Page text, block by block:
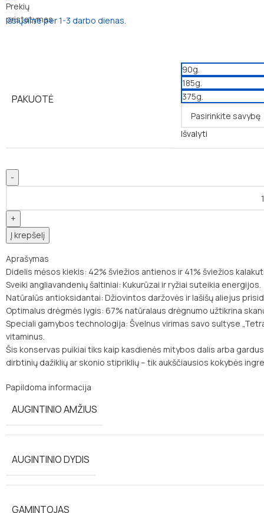
Išsiųsime per 1-3 darbo dienas.
PAKUOTĖ
90g.
185g.
375g.
Išvalyti
Į krepšelį
Aprašymas
Didelis mėsos kiekis: 42% šviežios antienos ir 41% šviežios
Sveiki angliavandenių šaltiniai: Kukurūzai ir ryžiai suteikia energijos.
Natūralūs antioksidantai: Džiovintos daržovės ir lašišų aliejus
Optimalus drėgmės lygis: 67% natūralaus drėgnumo užtikrina
Speciali gamybos technologija: Švelnus virimas savo sultyse
vitaminus.
Šis konservas puikiai tiks kaip kasdienės mitybos dalis arba
dirbtinių dažiklių ar skonio stipriklių – tik aukščiausios kokybės
Papildoma informacija
AUGINTINIO AMŽIUS
AUGINTINIO DYDIS
GAMINTOJAS